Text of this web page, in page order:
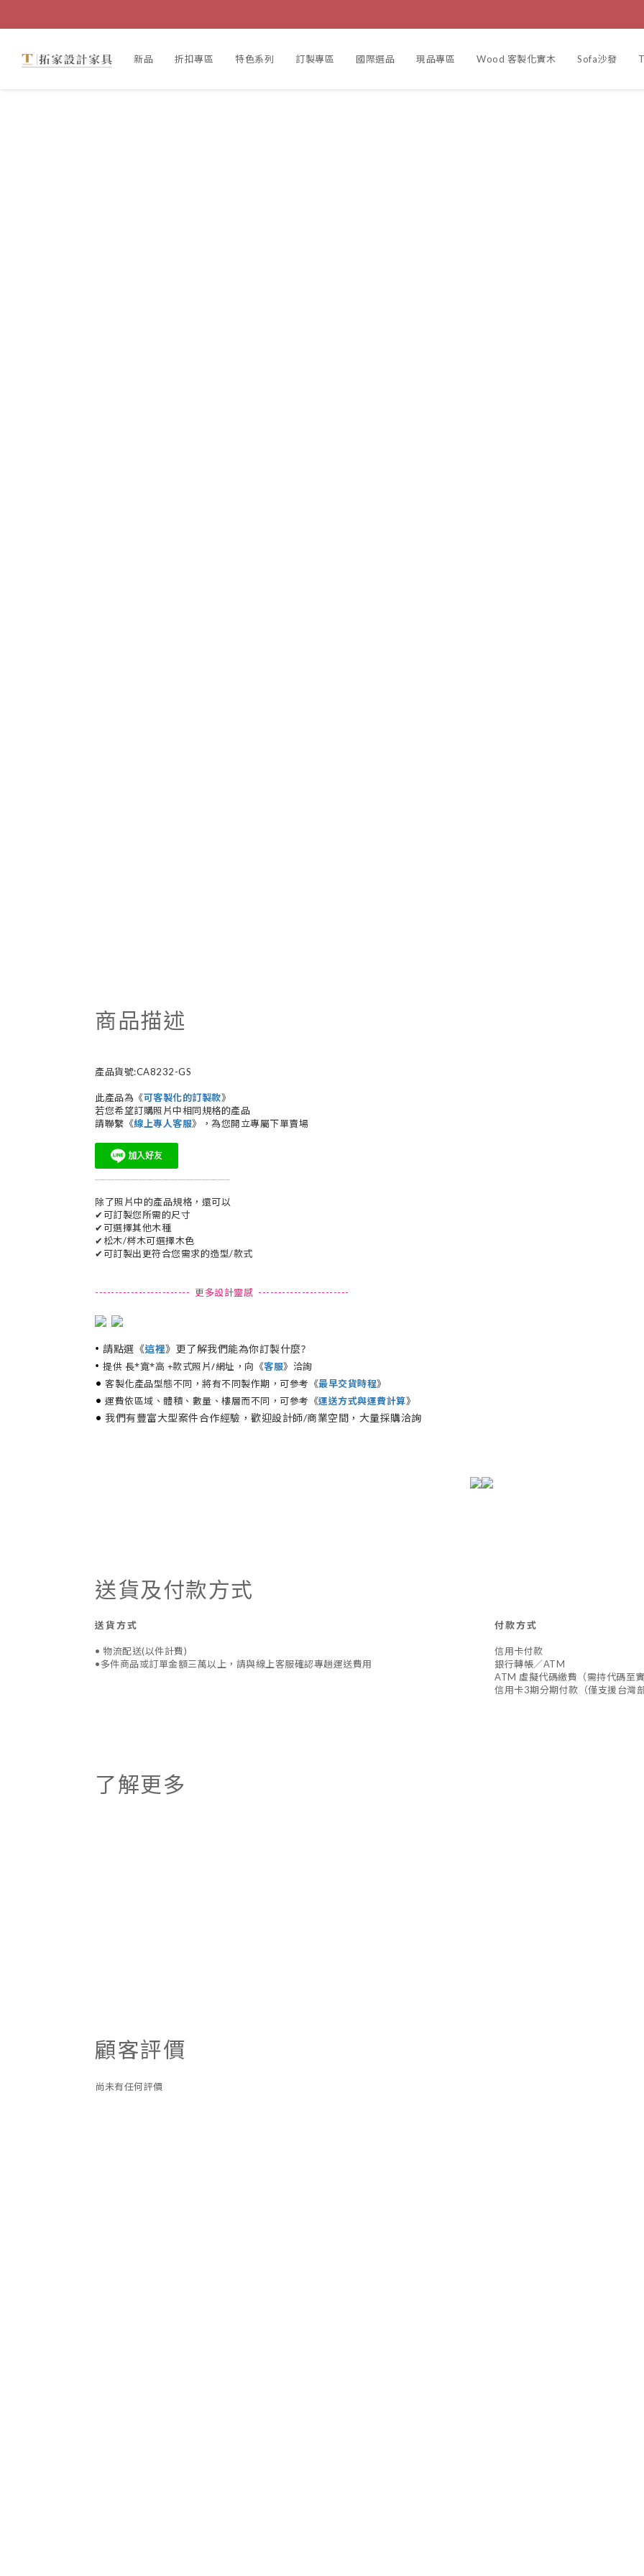
新品 折扣專區 特色系列 訂製專區 國際選品 現品專區 Wood 客製化實木 Sofa沙發
商品描述
產品貨號:CA8232-GS
此產品為《可客製化的訂製款》
若您希望訂購照片中相同規格的產品
請聯繫《線上專人客服》，為您開立專屬下單賣場
除了照片中的產品規格，還可以
✔可訂製您所需的尺寸
✔可選擇其他木種
✔松木/梣木可選擇木色
✔可訂製出更符合您需求的造型/款式
------------------------ 更多設計靈感 -----------------------
• 請點選《這裡》更了解我們能為你訂製什麼?
• 提供 長*寬*高 +款式照片/網址，向《客服》洽詢
• 客製化產品型態不同，將有不同製作期，可參考《最早交貨時程》
• 運費依區域、體積、數量、樓層而不同，可參考《運送方式與運費計算》
• 我們有豐富大型案件合作經驗，歡迎設計師/商業空間，大量採購洽詢
送貨及付款方式
送貨方式
• 物流配送(以件計費)
•多件商品或訂單金額三萬以上，請與線上客服確認專趟運送費用
付款方式
信用卡付款
銀行轉帳／ATM
ATM 虛擬代碼繳費（需持代碼至
信用卡3期分期付款（僅支援台灣
了解更多
顧客評價
尚未有任何評價